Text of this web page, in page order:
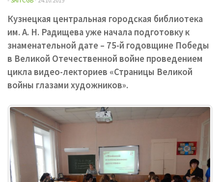
Кузнецкая центральная городская библиотека
им. А. Н. Радищева уже начала подготовку к
знаменательной дате – 75-й годовщине Победы
в Великой Отечественной войне проведением
цикла видео-лекториев «Страницы Великой
войны глазами художников».